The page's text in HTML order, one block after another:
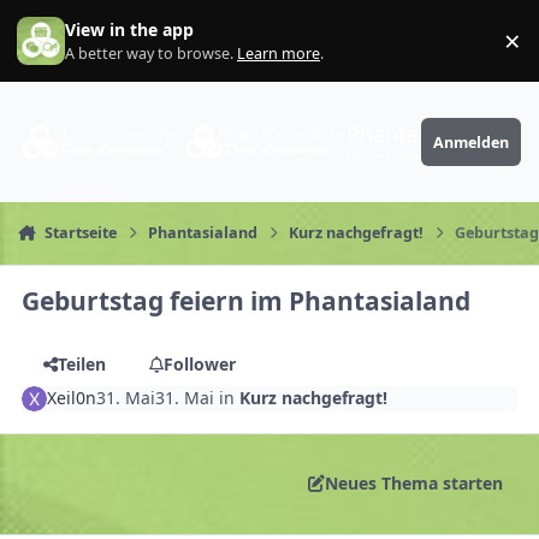
Zum Inhalt springen
View in the app
A better way to browse. Learn more. ×
PhantaFriends.de
Anmelden
Startseite Phantasialand Kurz nachgefragt!
Geburtstag feiern im Phantasialand
Teilen
Follower
Xeil0n31. Mai31. Mai in Kurz nachgefragt!
Neues Thema starten